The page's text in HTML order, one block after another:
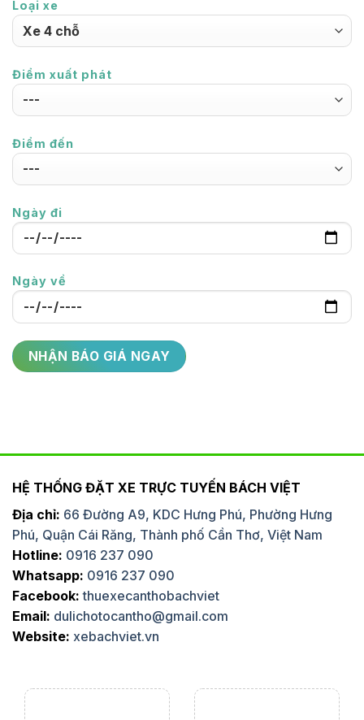
Loại xe
Điểm xuất phát
Điểm đến
Ngày đi
Ngày về
HỆ THỐNG ĐẶT XE TRỰC TUYẾN BÁCH VIỆT
Địa chỉ: 66 Đường A9, KDC Hưng Phú, Phường Hưng
Phú, Quận Cái Răng, Thành phố Cần Thơ, Việt Nam
Hotline: 0916 237 090
Whatsapp: 0916 237 090
Facebook: thuexecanthobachviet
Email: dulichotocantho@gmail.com
Website: xebachviet.vn